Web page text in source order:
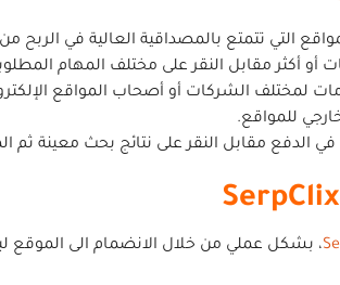
لمختلف الشركات أو أصحاب المواقع
للمواقع.
الدفع مقابل النقر على نتائج بحث معينة
، بشكل عملي من خلال الانضمام الى